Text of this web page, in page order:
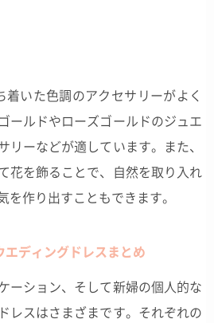
着いた色調のアクセサリーがよく
ールドやローズゴールドのジュエ
リーなどが適しています。また、
花を飾ることで、自然を取り入れ
を作り出すこともできます。
エディングドレスまとめ
ーション、そして新婦の個人的な
レスはさまざまです。それぞれの